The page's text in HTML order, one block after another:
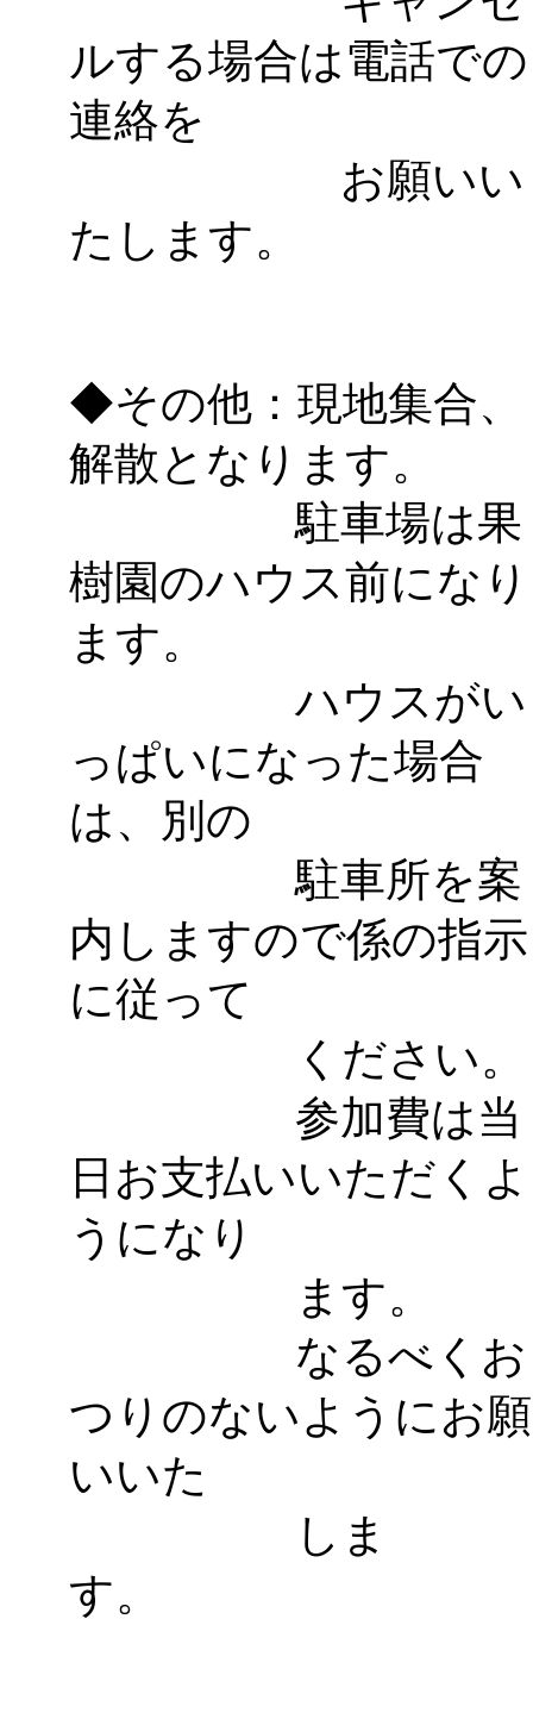
ルする場合は電話での
連絡を
お願いい
たします。
◆その他：現地集合、
解散となります。
駐車場は果
樹園のハウス前になり
ます。
ハウスがい
っぱいになった場合
は、別の
駐車所を案
内しますので係の指示
に従って
ください。
参加費は当
日お支払いいただくよ
うになり
ます。
なるべくお
つりのないようにお願
いいた
しま
す。